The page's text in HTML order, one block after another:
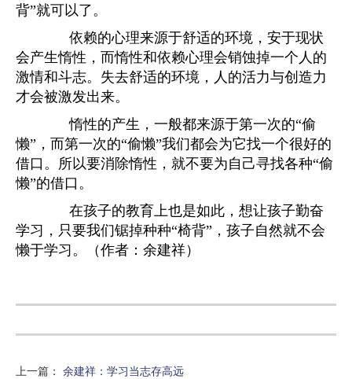
背”就可以了。
依赖的心理来源于舒适的环境，安于现状
会产生惰性，而惰性和依赖心理会销蚀掉一个人的
激情和斗志。失去舒适的环境，人的活力与创造力
才会被激发出来。
惰性的产生，一般都来源于第一次的“偷
懒”，而第一次的“偷懒”我们都会为它找一个很好的
借口。所以要消除惰性，就不要为自己寻找各种“偷
懒”的借口。
在孩子的教育上也是如此，想让孩子勤奋
学习，只要我们锯掉种种“椅背”，孩子自然就不会
懒于学习。（作者：余建祥）
上一篇 ： 余建祥：学习当志存高远